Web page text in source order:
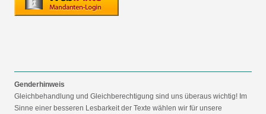
Genderhinweis
Gleichbehandlung und Gleichberechtigung sind uns überaus wichtig! Im
Sinne einer besseren Lesbarkeit der Texte wählen wir für unsere